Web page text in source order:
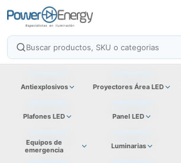
Antiexplosivos Proyectores Área LED
Plafones LED Panel LED
Equipos de
emergencia
Luminarias